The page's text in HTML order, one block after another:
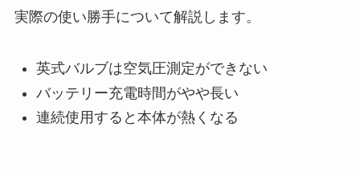
実際の使い勝手について解説します。
英式バルブは空気圧測定ができない
バッテリー充電時間がやや長い
連続使用すると本体が熱くなる